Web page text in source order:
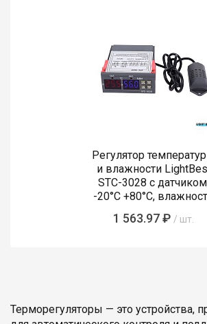
Регулятор
и влажности
STC-3028 с
-20°C +80°C,
1 563.97 ₽ / шт.
Терморегуляторы — это устройства,